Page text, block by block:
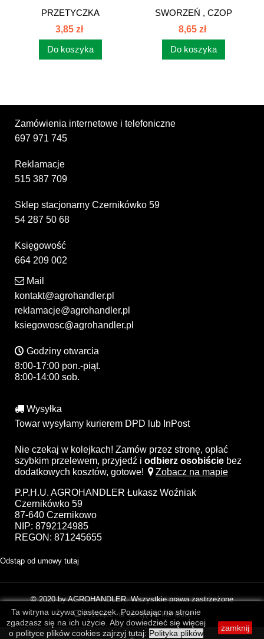
Ta witryna używa ciasteczek. Pozostając na stronie
zgadzasz się na ich użycie. Aby dowiedzieć się więcej
o polityce plików cookies zajrzyj tutaj: Polityka plików
zamknij
PRZETYCZKA
SWORZNIA ZACZEPU...
3,85 zł
Do koszyka
SWORZEŃ , CZOP
ZACZEPU...
8,65 zł
Do koszyka
Zamówienia internetowe i telefoniczne
697 971 745
Reklamacje
515 387 709
Sklep stacjonarny Czernikówko 59
54 287 50 68
Księgowość
664 209 002
Mail
kontakt@agrohandler.pl
reklamacje@agrohandler.pl
ksiegowosc@agrohandler.pl
Godziny otwarcia
8:00-17:00 pon.-piąt.
8:00-14:00 sob.
Wysyłka
Towar wysyłamy kurierem DPD lub InPost
Nie czekaj w kolejkach! Zamów przez stronę, opłać
szybkim przelewem, przyjedź i odbierz osobiście bez
dodatkowych kosztów, gotowe!
Zobacz na mapie
P.P.H.U. AGROHANDLER Łukasz Woźniak
Czernikówko 59
87-640 Czernikowo
NIP: 8792124985
REGON: 871245655
Odstąp od umowy tutaj
© 2020 by AGROHANDLER. Wszystkie prawa zastrzeżone
Przełącz na wersję na komputer